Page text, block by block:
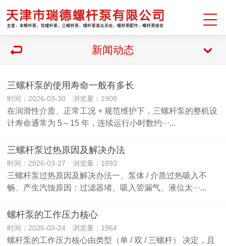
新闻动态
三螺杆泵的使用寿命一般有多长
时间：2026-03-30 浏览量：1908
在润滑性介质、正常工况 + 规范维护下，三螺杆泵的整机设
计寿命通常为 5～15 年，连续运行小时数约···...
三螺杆泵过热原因及解决办法
时间：2026-03-27 浏览量：1893
三螺杆泵过热原因及解决办法一、泵体 / 介质过热吸入不
畅、产生汽蚀原因：过滤器堵、吸入管漏气、液位太···...
螺杆泵的工作压力核心
时间：2026-03-24 浏览量：1964
螺杆泵的工作压力核心由类型（单 / 双 / 三螺杆） 决定，且